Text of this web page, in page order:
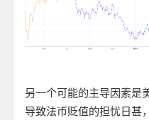
另一个可能的主导因素是
导致法币贬值的担忧日甚